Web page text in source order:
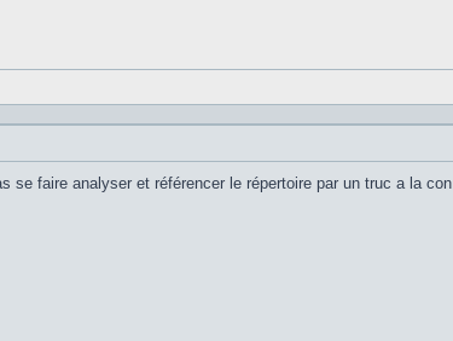
se faire analyser et référencer le répertoire par un truc a la con